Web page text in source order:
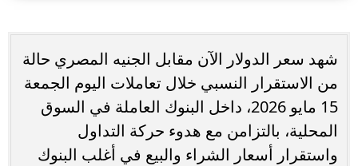
شهد سعر الدولار الآن مقابل الجنيه المصري حالة
من الاستقرار النسبي خلال تعاملات اليوم الجمعة
15 مايو 2026، داخل البنوك العاملة في السوق
المحلية، بالتزامن مع هدوء حركة التداول
واستقرار أسعار الشراء والبيع في أغلب البنوك